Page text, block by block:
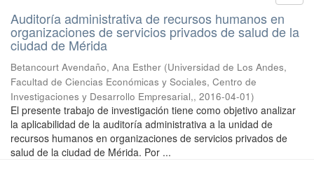
Auditoría administrativa de recursos humanos en
organizaciones de servicios privados de salud de la
ciudad de Mérida
Betancourt Avendaño, Ana Esther (Universidad de Los Andes,
Facultad de Ciencias Económicas y Sociales, Centro de
Investigaciones y Desarrollo Empresarial,, 2016-04-01)
El presente trabajo de investigación tiene como objetivo analizar
la aplicabilidad de la auditoría administrativa a la unidad de
recursos humanos en organizaciones de servicios privados de
salud de la ciudad de Mérida. Por ...